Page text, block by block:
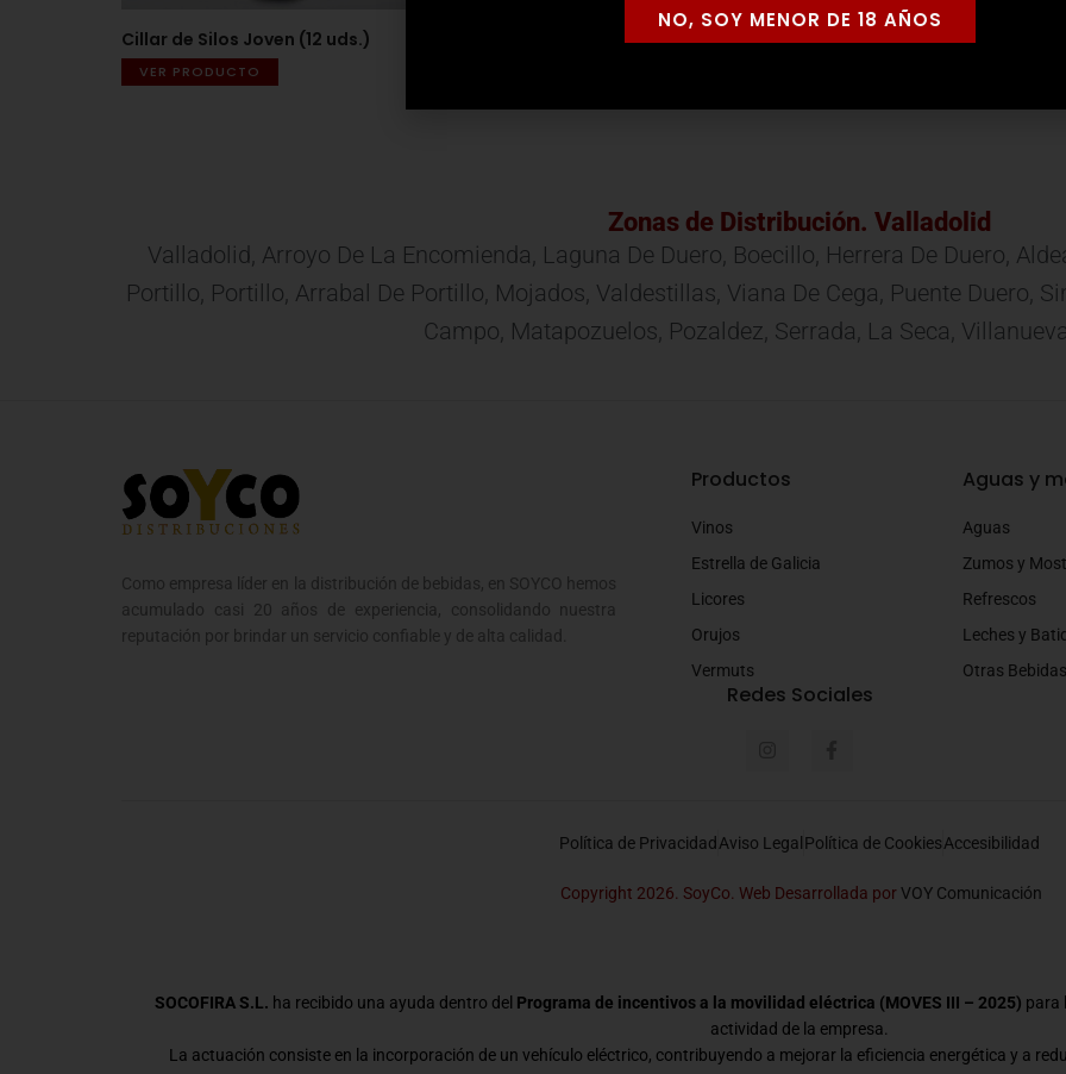
Cillar de Silos Joven (12 uds.)
VER PRODUCTO
Lacuesta Selecto Crianza (6 uds.) Hinia Reserva (6 uds.)
Zonas de Distribución. Valladolid
Valladolid, Arroyo De La Encomienda, Laguna De Duero, Boecillo, Herrera De Duero,
Portillo, Portillo, Arrabal De Portillo, Mojados, Valdestillas, Viana De Cega, Puente Duero,
Campo, Matapozuelos, Pozaldez, Serrada, La Seca,
Como empresa líder en la distribución de bebidas, en SOYCO hemos
acumulado casi 20 años de experiencia, consolidando nuestra
reputación por brindar un servicio confiable y de alta calidad.
Productos
Vinos
Estrella de Galicia
Licores
Orujos
Vermuts
Aguas y
Aguas
Zumos y
Refrescos
Leches y
Otras
Redes Sociales
Política de Privacidad Aviso Legal Política de CookiesAccesibilidad
Copyright 2026. SoyCo. Web Desarrollada porVOY Comunicación
SOCOFIRA S.L. ha recibido una ayuda dentro del Programa de incentivos a la movilidad eléctrica (MOVES III – 2025) para
actividad de la empresa.
La actuación consiste en la incorporación de un vehículo eléctrico, contribuyendo a mejorar la eficiencia energética y a
NO, SOY MENOR DE 18 AÑOS